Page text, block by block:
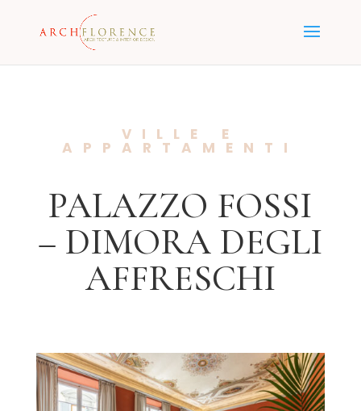
VILLE E
APPARTAMENTI
PALAZZO FOSSI
– DIMORA DEGLI
AFFRESCHI